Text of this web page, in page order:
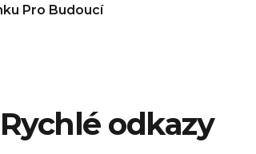
Pro Budoucí
Rychlé odkazy